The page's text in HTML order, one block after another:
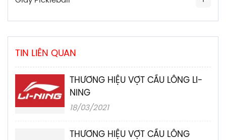
TIN LIÊN QUAN
THƯƠNG HIỆU VỢT CẦU LÔNG LI-
NING
18/03/2021
THƯƠNG HIỆU VỢT CẦU LÔNG